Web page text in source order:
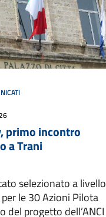
primo incontro
a Trani
selezionato a livello
le 30 Azioni Pilota
del progetto dell’ANCI